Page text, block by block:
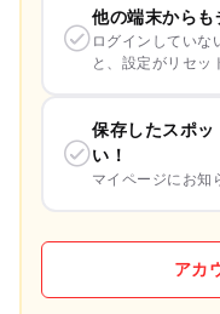
他の端末からも
ログインしてい
と、設定がリセッ
保存したスポ
い！
マイページにお知
アカ